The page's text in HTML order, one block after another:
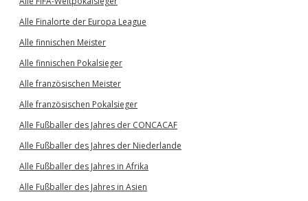
Alle Finalorte der Europa League
Alle finnischen Meister
Alle finnischen Pokalsieger
Alle französischen Meister
Alle französischen Pokalsieger
Alle Fußballer des Jahres der CONCACAF
Alle Fußballer des Jahres der Niederlande
Alle Fußballer des Jahres in Afrika
Alle Fußballer des Jahres in Asien